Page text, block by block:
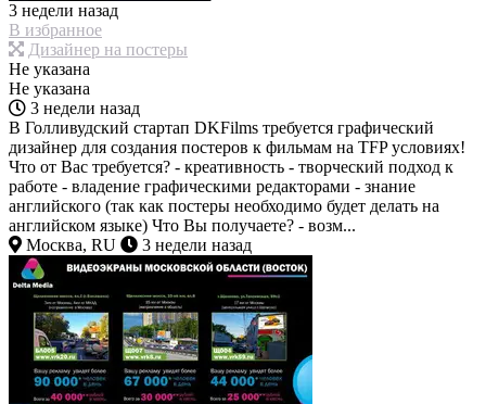
3 недели назад
В избранное
Дизайнер на постеры
Не указана
Не указана
3 недели назад
В Голливудский стартап DKFilms требуется графический
дизайнер для создания постеров к фильмам на TFP условиях!
Что от Вас требуется? - креативность - творческий подход к
работе - владение графическими редакторами - знание
английского (так как постеры необходимо будет делать на
английском языке) Что Вы получаете? - возм...
Москва, RU
3 недели назад